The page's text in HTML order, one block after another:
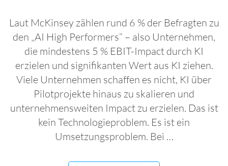
Laut McKinsey zählen rund 6 % der Befragten zu
den „AI High Performers“ – also Unternehmen,
die mindestens 5 % EBIT-Impact durch KI
erzielen und signifikanten Wert aus KI ziehen.
Viele Unternehmen schaffen es nicht, KI über
Pilotprojekte hinaus zu skalieren und
unternehmensweiten Impact zu erzielen. Das ist
kein Technologieproblem. Es ist ein
Umsetzungsproblem. Bei …